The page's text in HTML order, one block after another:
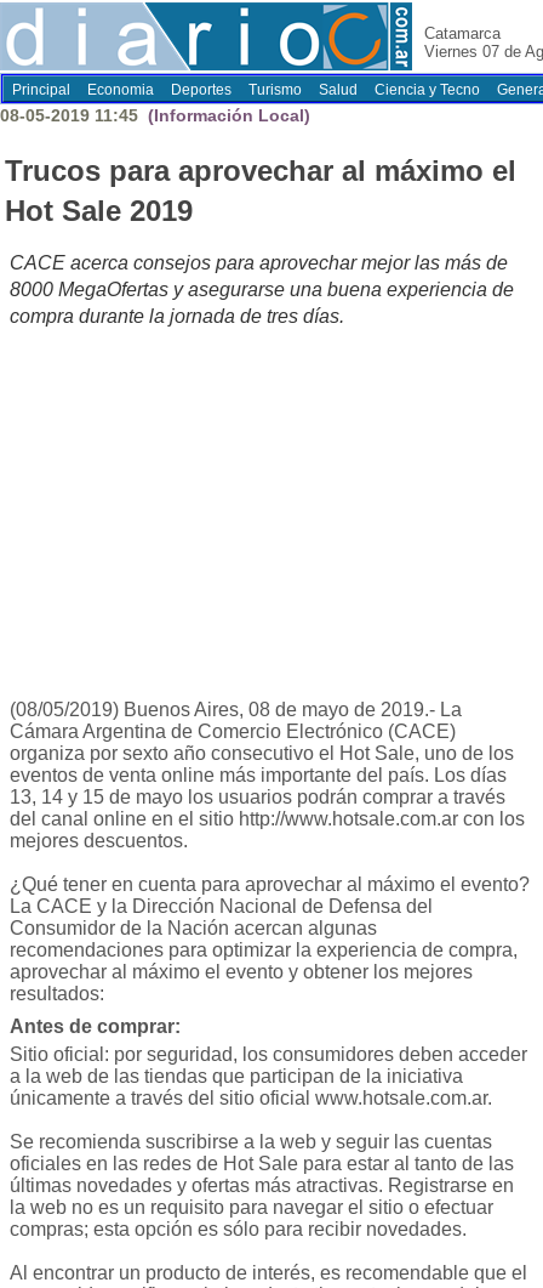
Catamarca
Viernes 07 de
Principal Economia Deportes Turismo Salud Ciencia y Tecno
08-05-2019 11:45 (Información Local)
Trucos para aprovechar al máximo el
Hot Sale 2019
CACE acerca consejos para aprovechar mejor las más de
8000 MegaOfertas y asegurarse una buena experiencia de
compra durante la jornada de tres días.
(08/05/2019) Buenos Aires, 08 de mayo de 2019.- La
Cámara Argentina de Comercio Electrónico (CACE)
organiza por sexto año consecutivo el Hot Sale, uno de los
eventos de venta online más importante del país. Los días
13, 14 y 15 de mayo los usuarios podrán comprar a través
del canal online en el sitio http://www.hotsale.com.ar con los
mejores descuentos.
¿Qué tener en cuenta para aprovechar al máximo el evento?
La CACE y la Dirección Nacional de Defensa del
Consumidor de la Nación acercan algunas
recomendaciones para optimizar la experiencia de compra,
aprovechar al máximo el evento y obtener los mejores
resultados:
Antes de comprar:
Sitio oficial: por seguridad, los consumidores deben acceder
a la web de las tiendas que participan de la iniciativa
únicamente a través del sitio oficial www.hotsale.com.ar.
Se recomienda suscribirse a la web y seguir las cuentas
oficiales en las redes de Hot Sale para estar al tanto de las
últimas novedades y ofertas más atractivas. Registrarse en
la web no es un requisito para navegar el sitio o efectuar
compras; esta opción es sólo para recibir novedades.
Al encontrar un producto de interés, es recomendable que el